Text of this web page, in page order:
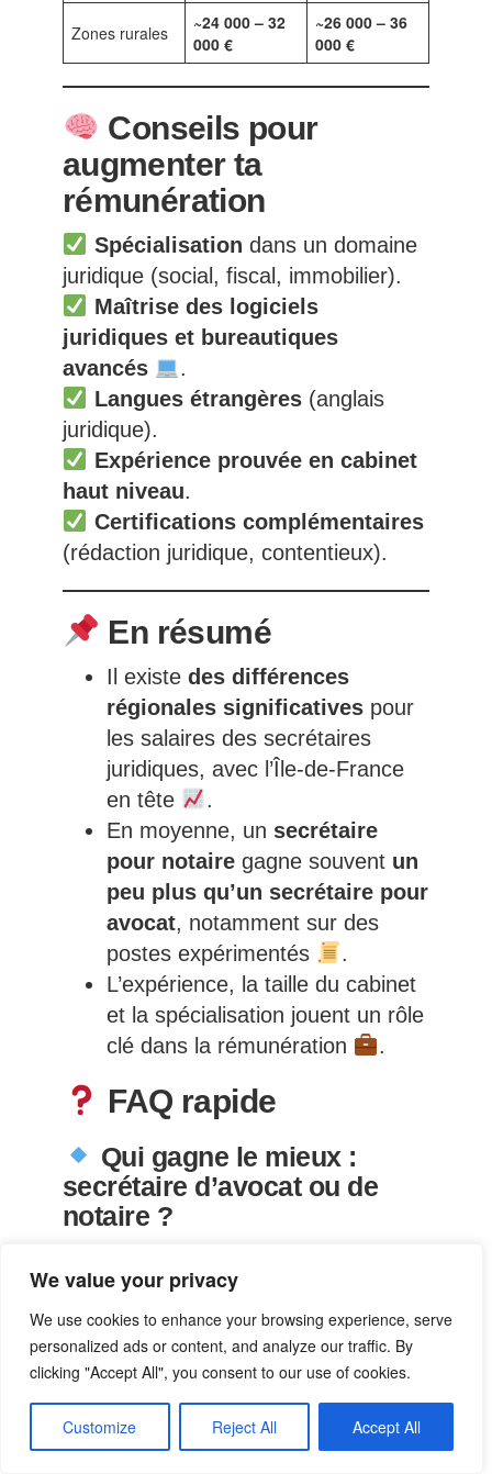
We value your privacy
We use cookies to enhance your browsing experience, serve
personalized ads or content, and analyze our traffic. By
clicking "Accept All", you consent to our use of cookies.
Customize Reject All Accept All
Zones rurales
~24 000 – 32
000 €
~26 000 – 36
000 €
Conseils pour
augmenter ta
rémunération
Spécialisation dans un domaine
juridique (social, fiscal, immobilier).
Maîtrise des logiciels
juridiques et bureautiques
avancés
.
Langues étrangères(anglais
juridique).
Expérience prouvée en cabinet
haut niveau.
Certifications complémentaires
(rédaction juridique, contentieux).
En résumé
Il existe des différences
régionales significativespour
les salaires des secrétaires
juridiques, avec l’Île-de-France
en tête
.
En moyenne, un secrétaire
pour notairegagne souvent un
peu plus qu’un secrétaire pour
avocat, notamment sur des
postes expérimentés
.
L’expérience, la taille du cabinet
et la spécialisation jouent un rôle
clé dans la rémunération
.
FAQ rapide
Qui gagne le mieux :
secrétaire d’avocat ou de
notaire ?
notaire est mieux rémunéré
surtout avec l’expérience
.
Quelle formation est la
plus porteuse ?
BTS Métiers du notariat
est